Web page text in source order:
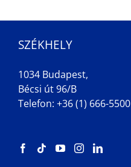
SZÉKHELY
1034 Budapest,
Bécsi út 96/B
Telefon: +36 (1) 666-5500